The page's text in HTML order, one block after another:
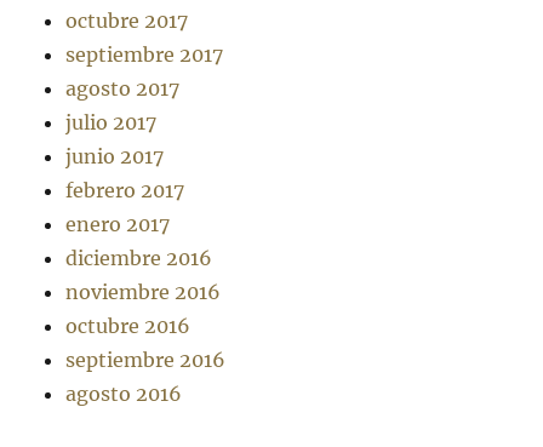
octubre 2017
septiembre 2017
agosto 2017
julio 2017
junio 2017
febrero 2017
enero 2017
diciembre 2016
noviembre 2016
octubre 2016
septiembre 2016
agosto 2016